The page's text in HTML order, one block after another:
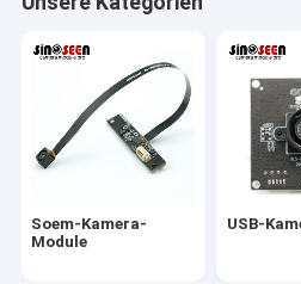
Doppellinsen-Kamera-Modul
Gesichtserkennungs-
1MP Camera Module
Soem-Kamera-
Module
USB-